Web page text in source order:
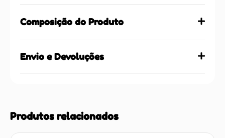
Composição do Produto
Envio e Devoluções
Produtos relacionados